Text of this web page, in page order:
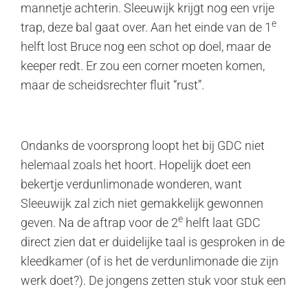
mannetje achterin. Sleeuwijk krijgt nog een vrije
trap, deze bal gaat over. Aan het einde van de 1 e
helft lost Bruce nog een schot op doel, maar de
keeper redt. Er zou een corner moeten komen,
maar de scheidsrechter fluit “rust”.
Ondanks de voorsprong loopt het bij GDC niet
helemaal zoals het hoort. Hopelijk doet een
bekertje verdunlimonade wonderen, want
Sleeuwijk zal zich niet gemakkelijk gewonnen
geven. Na de aftrap voor de 2e helft laat GDC
direct zien dat er duidelijke taal is gesproken in de
kleedkamer (of is het de verdunlimonade die zijn
werk doet?). De jongens zetten stuk voor stuk een